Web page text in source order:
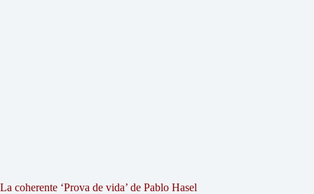
La coherente ‘Prova de vida’ de Pablo Hasel